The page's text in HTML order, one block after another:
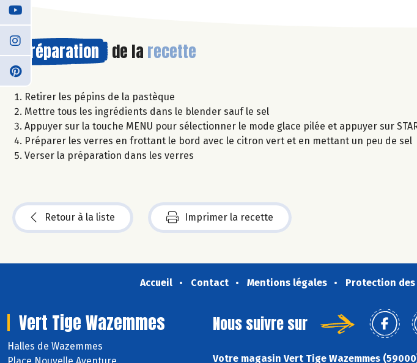
Préparation de la recette
Retirer les pépins de la pastèque
Mettre tous les ingrédients dans le blender sauf le sel
Appuyer sur la touche MENU pour sélectionner le mode glace pilée et appuyer sur
Préparer les verres en frottant le bord avec le citron vert et en mettant un peu de sel
Verser la préparation dans les verres
Retour à la liste Imprimer la recette
Accueil Contact Mentions légales Protection des
Vert Tige Wazemmes
Halles de Wazemmes
Place Nouvelle Aventure
Nous suivre sur
Votre magasin Vert Tige Wazemmes